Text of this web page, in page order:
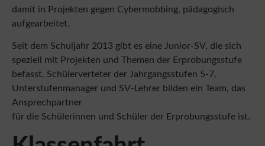
aufgearbeitet.
Seit dem Schuljahr 2013 gibt es eine Junior-SV, die sich
speziell mit Projekten und Themen der Erprobungsstufe
befasst. Schülerverteter der Jahrgangsstufen 5-7,
Unterstufenmanager und SV-Lehrer bilden ein Team, das
Ansprechpartner
für die Schülerinnen und Schüler der Erprobungsstufe ist.